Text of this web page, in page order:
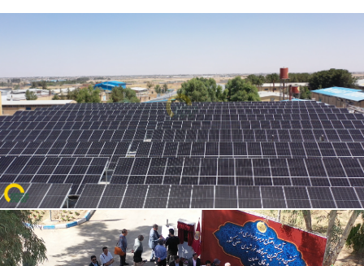
قطعی‌های تابستان ۱۴۰۴ شده است
.
و کاهش آلایندگی زیست‌محیطی محسوب می‌شود.
ویژگی‌های پروژه قالی سلیمان
✅ظرفیت کل نیروگاه: ۲.۰۸۷ مگاوات DC
✅پنل خورشیدی: Canadian Solar، بایفشیال، ۶۶۰ وات
✅تعداد پنل‌ها: 3162 عدد
✅اینورتر: Solis 110k-5G-Pro
✅تعداد اینورتر: ۱۸ دستگاه
✅محل اجرا
: ۱.۱ مگاوات روی سقف شیروانی (روش موزاییکی)، ۱ مگاوات
روی سقف مسطح (فونداسیون بتنی)
✅سازه:فولاد گالوانیزه گرم / پایه‌ها ST37